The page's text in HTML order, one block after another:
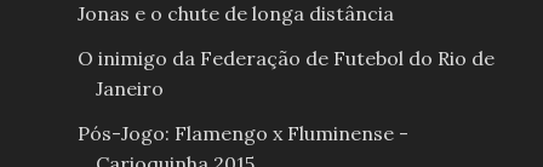
Jonas e o chute de longa distância
O inimigo da Federação de Futebol do Rio de
Janeiro
Pós-Jogo: Flamengo x Fluminense -